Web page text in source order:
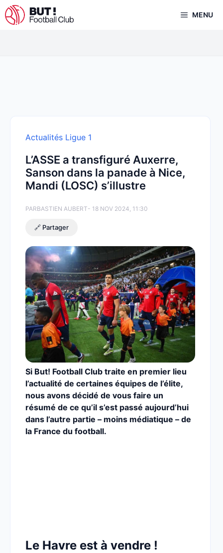
Aller
au
MENU
Actualités Ligue 1
L’ASSE a transfiguré Auxerre,
Sanson dans la panade à Nice,
Mandi (LOSC) s’illustre
PARBASTIEN AUBERT- 18 NOV 2024, 11:30
🔗 Partager
Si But! Football Club traite en premier lieu
l’actualité de certaines équipes de l’élite,
nous avons décidé de vous faire un
résumé de ce qu’il s’est passé aujourd’hui
dans l’autre partie – moins médiatique – de
la France du football.
Le Havre est à vendre !